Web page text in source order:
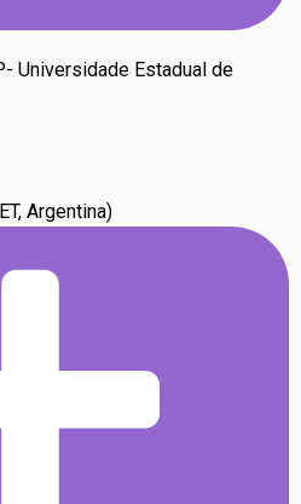
Universidade Estadual de
Argentina)